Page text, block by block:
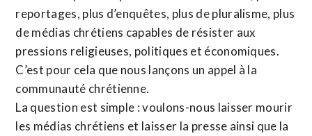
reportages, plus d’enquêtes, plus de pluralisme, plus
de médias chrétiens capables de résister aux
pressions religieuses, politiques et économiques.
C’est pour cela que nous lançons un appel à la
communauté chrétienne.
La question est simple : voulons-nous laisser mourir
les médias chrétiens et laisser la presse ainsi que la